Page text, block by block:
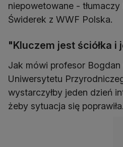
niepowetowane -
Świderek z WWF Polska.
"Kluczem jest ściółka i
Jak mówi profesor
Uniwersytetu
wystarczyłby jeden dzień
żeby sytuacja się poprawiła.